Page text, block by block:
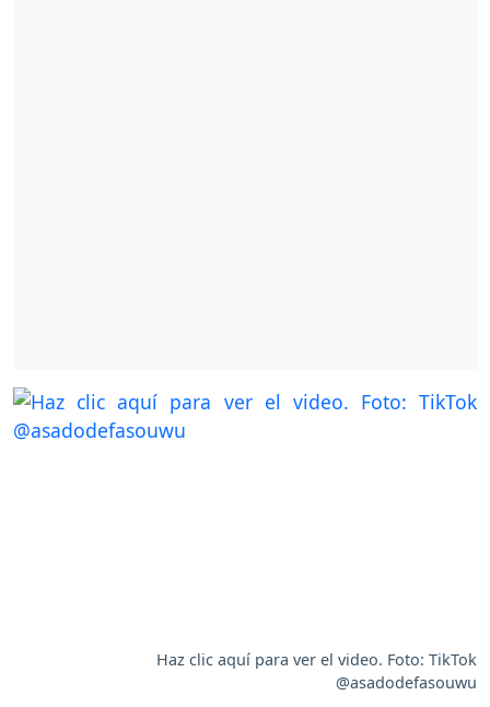
Haz clic aquí para ver el video. Foto: TikTok
@asadodefasouwu